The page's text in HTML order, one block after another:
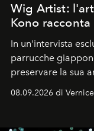
Wig Artist:
Kono
In un'intervista
parrucche
preservare la sua
contemporaneo.
08.09.2026 di